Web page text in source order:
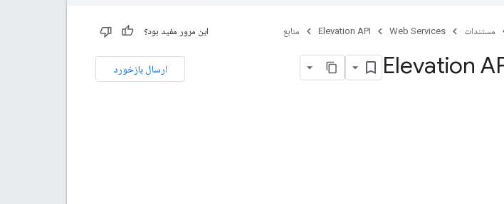
مستندات Web Services
Elevation API منابع این مرور مفید بود؟
ارسال بازخورد